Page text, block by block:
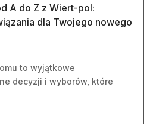
A do Z z Wiert-pol:
dla Twojego nowego
to wyjątkowe
decyzji i wyborów, które